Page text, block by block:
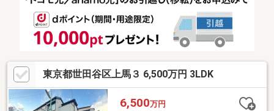
東京都世田谷区上馬３ 6,500万円 3LDK
6,500万円